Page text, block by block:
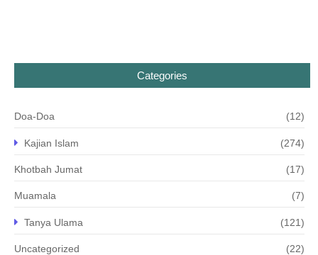
Categories
Doa-Doa (12)
Kajian Islam (274)
Khotbah Jumat (17)
Muamala (7)
Tanya Ulama (121)
Uncategorized (22)